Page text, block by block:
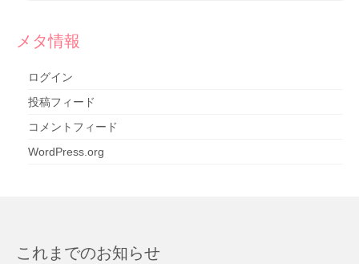
メタ情報
ログイン
投稿フィード
コメントフィード
WordPress.org
これまでのお知らせ